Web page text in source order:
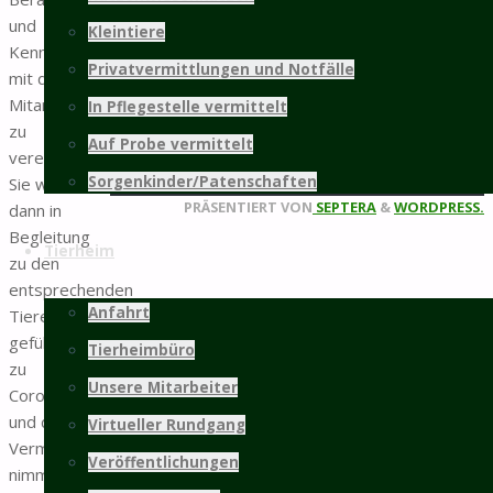
Kleintiere
Privatvermittlungen und Notfälle
In Pflegestelle vermittelt
Auf Probe vermittelt
Sorgenkinder/Patenschaften
Tierheim
Anfahrt
Tierheimbüro
Unsere Mitarbeiter
Virtueller Rundgang
Veröffentlichungen
und
Kennenlerntermine
mit den
Mitarbeitern
zu
vereinbaren.
Sie werden
dann in
Begleitung
zu den
entsprechenden
Tieren
geführt (wie
zu
Coronazeiten…)
und die
Vermittlung
nimmt dann
weitere Infos...
©2025 Tierschutz Hildesheim und Umgebung
e.V.
PRÄSENTIERT VON SEPTERA &WORDPRESS.
oben